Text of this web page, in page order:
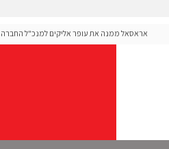
אראסאל ממנה את עופר אליקים למנכ"ל החברה